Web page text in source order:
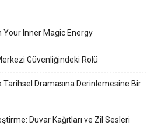
Inner Magic Energy
Güvenliğindeki Rolü
Tarihsel Dramasına Derinlemesine Bir
Duvar Kağıtları ve Zil Sesleri